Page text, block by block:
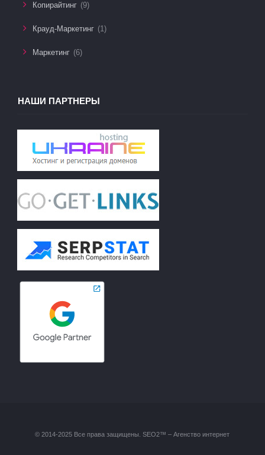
Копирайтинг (9)
Крауд-Маркетинг (1)
Маркетинг (6)
НАШИ ПАРТНЕРЫ
© 2014-2025 Все права защищены. SEO2™ – Агенство интернет